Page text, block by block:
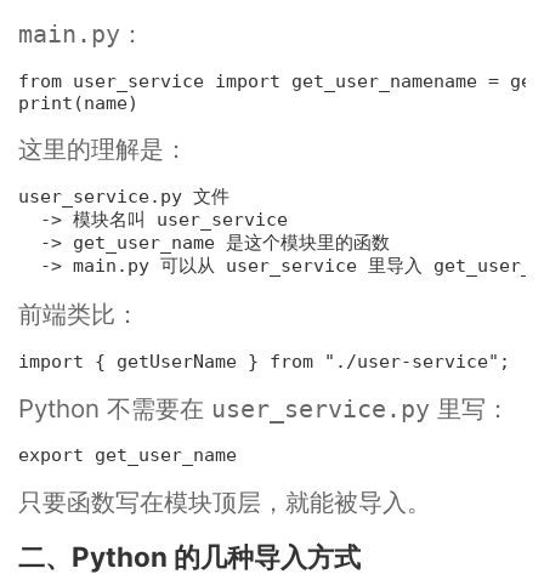
main.py ：
from user_service import get_user_namename =
print(name)
这里的理解是：
user_service.py 文件
  -> 模块名叫 user_service
  -> get_user_name 是这个模块里的函数
前端类比：
import { getUserName } from "./user-service" ;
Python 不需要在 user_service.py 里写：
只要函数写在模块顶层，就能被导入。
二、Python 的几种导入方式